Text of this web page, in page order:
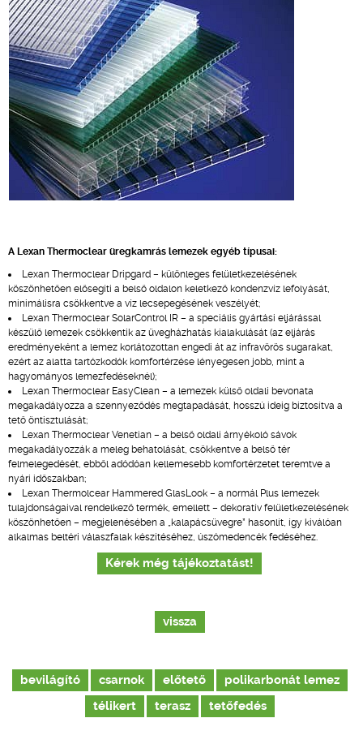
A Lexan Thermoclear üregkamrás lemezek egyéb típusai:
Lexan Thermoclear Dripgard – különleges felületkezelésének
köszönhetően elősegíti a belső oldalon keletkező kondenzvíz lefolyását,
minimálisra csökkentve a víz lecsepegésének veszélyét;
Lexan Thermoclear SolarControl IR – a speciális gyártási eljárással
készülő lemezek csökkentik az üvegházhatás kialakulását (az eljárás
eredményeként a lemez korlátozottan engedi át az infravörös sugarakat,
ezért az alatta tartózkodók komfortérzése lényegesen jobb, mint a
hagyományos lemezfedéseknél);
Lexan Thermoclear EasyClean – a lemezek külső oldali bevonata
megakadályozza a szennyeződés megtapadását, hosszú ideig biztosítva a
tető öntisztulását;
Lexan Thermoclear Venetian – a belső oldali árnyékoló sávok
megakadályozzák a meleg behatolását, csökkentve a belső tér
felmelegedését, ebből adódóan kellemesebb komfortérzetet teremtve a
nyári időszakban;
Lexan Thermolcear Hammered GlasLook – a normál Plus lemezek
tulajdonságaival rendelkező termék, emellett – dekoratív felületkezelésének
köszönhetően – megjelenésében a „kalapácsüvegre” hasonlít, így kiválóan
alkalmas beltéri válaszfalak készítéséhez, úszómedencék fedéséhez.
Kérek még tájékoztatást!
vissza
bevilágító csarnok előtető
polikarbonát lemez
télikert
terasz tetőfedés